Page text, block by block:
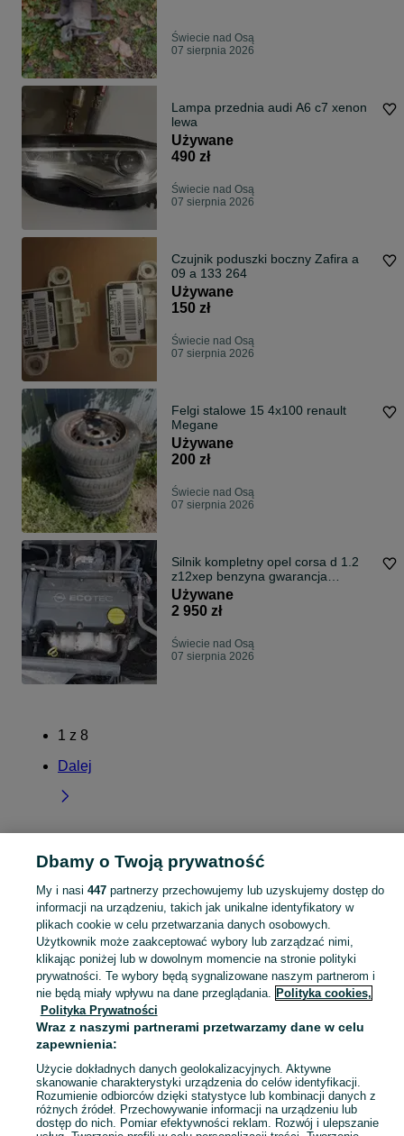
Świecie nad Osą
07 sierpnia 2026
Lampa przednia audi A6 c7 xenon
lewa
Używane
490 zł
Świecie nad Osą
07 sierpnia 2026
Czujnik poduszki boczny Zafira a
09 a 133 264
Używane
150 zł
Świecie nad Osą
07 sierpnia 2026
Felgi stalowe 15 4x100 renault
Megane
Używane
200 zł
Świecie nad Osą
07 sierpnia 2026
Silnik kompletny opel corsa d 1.2
z12xep benzyna gwarancja
rozruchowa
Używane
2 950 zł
Świecie nad Osą
07 sierpnia 2026
1 z 8
Dalej
Strona główna Kujawsko-pomorskie Świecie nad Osą
KATEGORIA
Zobacz
Mapa kategorii
Mapa miejscowości
Mapa ministron
Popularne wyszukiwania
Dbamy o Twoją prywatność
My i nasi 447partnerzy przechowujemy lub uzyskujemy dostęp do
informacji na urządzeniu, takich jak unikalne identyfikatory w
plikach cookie w celu przetwarzania danych osobowych.
Użytkownik może zaakceptować wybory lub zarządzać nimi,
klikając poniżej lub w dowolnym momencie na stronie polityki
prywatności. Te wybory będą sygnalizowane naszym partnerom i
nie będą miały wpływu na dane przeglądania. Polityka cookies,
Polityka Prywatności
Wraz z naszymi partnerami przetwarzamy dane w celu
zapewnienia:
Użycie dokładnych danych geolokalizacyjnych. Aktywne
skanowanie charakterystyki urządzenia do celów identyfikacji.
Rozumienie odbiorców dzięki statystyce lub kombinacji danych z
różnych źródeł. Przechowywanie informacji na urządzeniu lub
dostęp do nich. Pomiar efektywności reklam. Rozwój i ulepszanie